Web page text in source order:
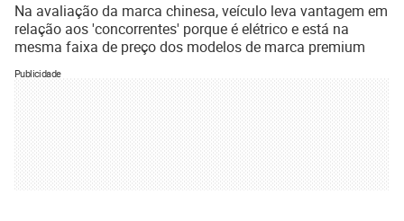
Na avaliação da marca chinesa, veículo leva vantagem em
relação aos 'concorrentes' porque é elétrico e está na
mesma faixa de preço dos modelos de marca premium
Publicidade